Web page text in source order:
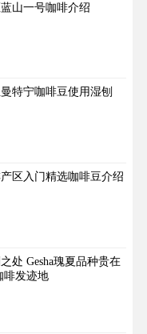
山一号咖啡介绍
特宁咖啡豆使用湿刨
区入门精选咖啡豆介绍
处 Gesha瑰夏品种贵在
啡发迹地